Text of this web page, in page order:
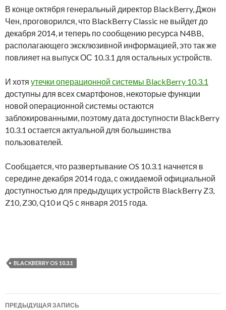
В конце октября генеральный директор BlackBerry, Джон
Чен, проговорился, что BlackBerry Classic не выйдет до
декабря 2014, и теперь по сообщению ресурса N4BB,
располагающего эксклюзивной информацией, это так же
повлияет на выпуск ОС 10.3.1 для остальных устройств.
И хотя утечки операционной системы BlackBerry 10.3.1
доступны для всех смартфонов, некоторые функции
новой операционной системы остаются
заблокированными, поэтому дата доступности BlackBerry
10.3.1 остается актуальной для большинства
пользователей.
Сообщается, что развертывание OS 10.3.1 начнется в
середине декабря 2014 года, с ожидаемой официальной
доступностью для предыдущих устройств BlackBerry Z3,
Z10, Z30, Q10 и Q5 с января 2015 года.
BLACKBERRY OS 10.3.1
Навигация
ПРЕДЫДУЩАЯ ЗАПИСЬ